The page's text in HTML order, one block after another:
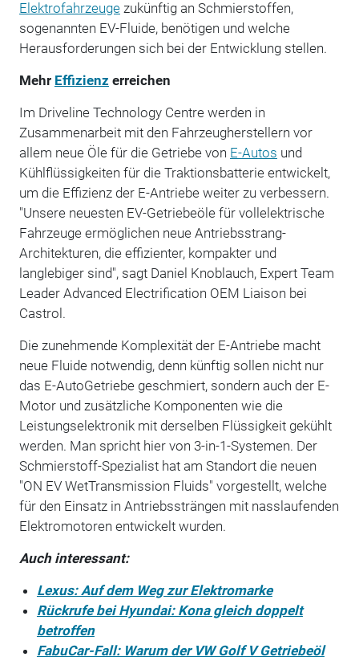
Elektrofahrzeugezukünftig an Schmierstoffen,
sogenannten EV-Fluide, benötigen und welche
Herausforderungen sich bei der Entwicklung stellen.
Mehr Effizienz erreichen
Im Driveline Technology Centre werden in
Zusammenarbeit mit den Fahrzeugherstellern vor
allem neue Öle für die Getriebe von E-Autos und
Kühlflüssigkeiten für die Traktionsbatterie entwickelt,
um die Effizienz der E-Antriebe weiter zu verbessern.
"Unsere neuesten EV-Getriebeöle für vollelektrische
Fahrzeuge ermöglichen neue Antriebsstrang-
Architekturen, die effizienter, kompakter und
langlebiger sind", sagt Daniel Knoblauch, Expert Team
Leader Advanced Electrification OEM Liaison bei
Castrol.
Die zunehmende Komplexität der E-Antriebe macht
neue Fluide notwendig, denn künftig sollen nicht nur
das E-Auto­Getriebe geschmiert, sondern auch der E-
Motor und zusätzliche Komponenten wie die
Leistungselektronik mit derselben Flüssigkeit gekühlt
werden. Man spricht hier von 3-in-1-Systemen. Der
Schmier­stoff-Spezialist hat am Standort die neuen
"ON EV WetTransmission Fluids" vorgestellt, welche
für den Einsatz in Antriebssträngen mit nasslaufenden
Elek­tromotoren entwickelt wurden.
Auch interessant:
Lexus: Auf dem Weg zur Elektromarke
Rückrufe bei Hyundai: Kona gleich doppelt
betroffen
FabuCar-Fall: Warum der VW Golf V Getriebeöl